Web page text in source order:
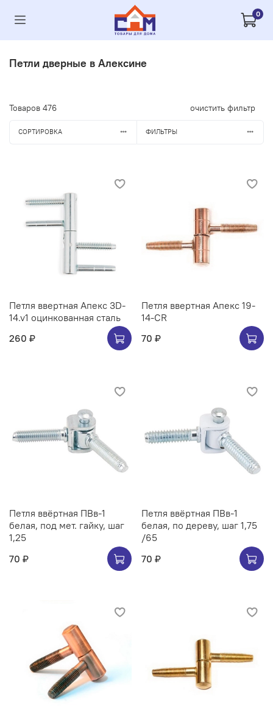
0
Петли дверные в Алексине
Товаров 476 очистить фильтр
СОРТИРОВКА ФИЛЬТРЫ
Петля ввертная Апекс 3D-
14.v1 оцинкованная сталь
260 ₽
Петля ввертная Апекс 19-
14-CR
70 ₽
Петля ввёртная ПВв-1
белая, под мет. гайку, шаг
1,25
70 ₽
Петля ввёртная ПВв-1
белая, по дереву, шаг 1,75
/65
70 ₽